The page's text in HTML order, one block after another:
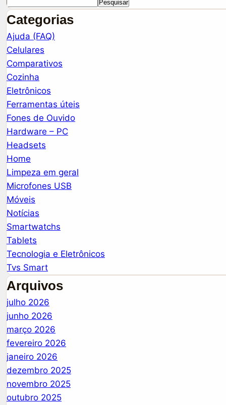
Pesquisar
Categorias
Ajuda (FAQ)
Celulares
Comparativos
Cozinha
Eletrônicos
Ferramentas úteis
Fones de Ouvido
Hardware – PC
Headsets
Home
Limpeza em geral
Microfones USB
Móveis
Notícias
Smartwatchs
Tablets
Tecnologia e Eletrônicos
Tvs Smart
Arquivos
julho 2026
junho 2026
março 2026
fevereiro 2026
janeiro 2026
dezembro 2025
novembro 2025
outubro 2025